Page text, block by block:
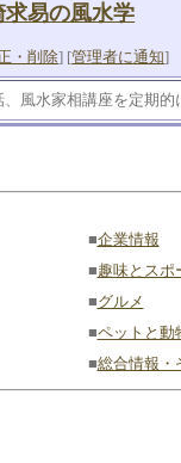
易の風水学
・削除] [管理者に通知]
風水家相講座を定期
■企業情報
■趣味とスポ
■グルメ
■ペットと動
■総合情報・